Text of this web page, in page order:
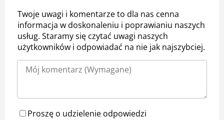
Twoje uwagi i komentarze to dla nas cenna
informacja w doskonaleniu i poprawianiu naszych
usług. Staramy się czytać uwagi naszych
użytkowników i odpowiadać na nie jak najszybciej.
Proszę o udzielenie odpowiedzi